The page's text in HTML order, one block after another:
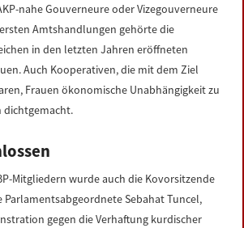
nahe Gouverneure oder Vizegouverneure
Amtshandlungen gehörte die
in den letzten Jahren eröffneten
Auch Kooperativen, die mit dem Ziel
Frauen ökonomische Unabhängigkeit zu
dichtgemacht.
Mitgliedern wurde auch die Kovorsitzende
Parlamentsabgeordnete Sebahat Tuncel,
gegen die Verhaftung kurdischer